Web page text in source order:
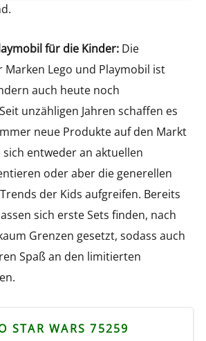
für die Kinder:Die
Lego und Playmobil ist
auch heute noch
unzähligen Jahren schaffen es
neue Produkte auf den Markt
entweder an aktuellen
oder aber die generellen
der Kids aufgreifen. Bereits
sich erste Sets finden, nach
Grenzen gesetzt, sodass auch
Spaß an den limitierten
STAR WARS 75259